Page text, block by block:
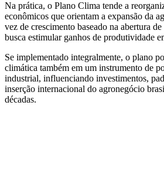
Na prática, o Plano Clima tende a
econômicos que orientam a expansão da
vez de crescimento baseado na abertura de
busca estimular ganhos de produtividade
Se implementado integralmente, o plano
climática também em um instrumento de
industrial, influenciando investimentos,
inserção internacional do agronegócio
décadas.